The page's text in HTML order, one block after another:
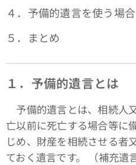
４．予備的遺言を使う場合
５．まとめ
１．予備的遺言とは
予備的遺言とは、相続人
亡以前に死亡する場合等に
じめ、財産を相続させる者
ておく遺言です。 （補充遺